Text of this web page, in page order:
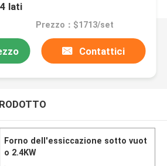
lati
Prezzo：$1713/set
Contattici
Forno dell'essiccazione sotto vuot
o 2.4KW
,